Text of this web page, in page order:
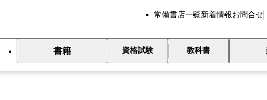
常備書店一覧新着情報お問合せ
書籍 資格試験 教科書
「パワエレ、マジわからん